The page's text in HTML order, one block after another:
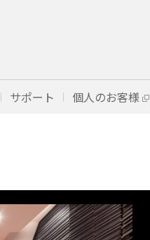
サポート 個人のお客様